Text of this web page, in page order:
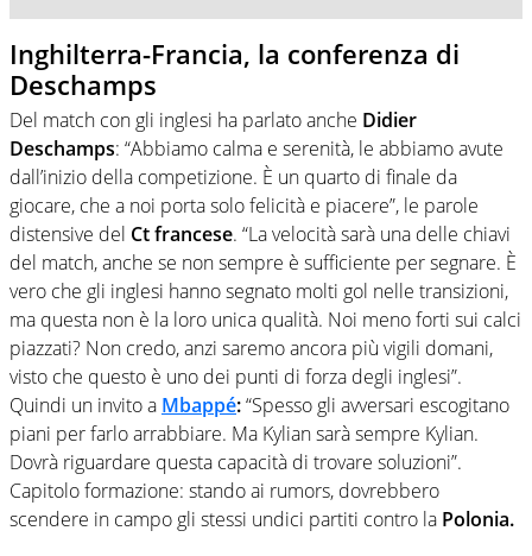
Inghilterra-Francia, la conferenza di
Deschamps
Del match con gli inglesi ha parlato anche Didier
Deschamps: “Abbiamo calma e serenità, le abbiamo avute
dall’inizio della competizione. È un quarto di finale da
giocare, che a noi porta solo felicità e piacere”, le parole
distensive del Ct francese. “La velocità sarà una delle chiavi
del match, anche se non sempre è sufficiente per segnare. È
vero che gli inglesi hanno segnato molti gol nelle transizioni,
ma questa non è la loro unica qualità. Noi meno forti sui calci
piazzati? Non credo, anzi saremo ancora più vigili domani,
visto che questo è uno dei punti di forza degli inglesi”.
Quindi un invito a Mbappé:“Spesso gli avversari escogitano
piani per farlo arrabbiare. Ma Kylian sarà sempre Kylian.
Dovrà riguardare questa capacità di trovare soluzioni”.
Capitolo formazione: stando ai rumors, dovrebbero
scendere in campo gli stessi undici partiti contro la Polonia.